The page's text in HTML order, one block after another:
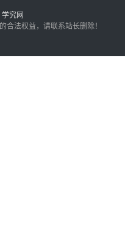
学究网
合法权益，请联系站长删除！